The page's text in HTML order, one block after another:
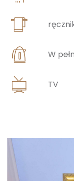
W
TV